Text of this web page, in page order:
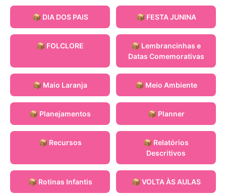
📦 DIA DOS PAIS 📦 FESTA JUNINA
📦 FOLCLORE
📦 Lembrancinhas e
Datas Comemorativas
📦 Maio Laranja 📦 Meio Ambiente
📦 Planejamentos 📦 Planner
📦 Recursos
📦 Relatórios
Descritivos
📦 Rotinas Infantis 📦 VOLTA ÀS AULAS